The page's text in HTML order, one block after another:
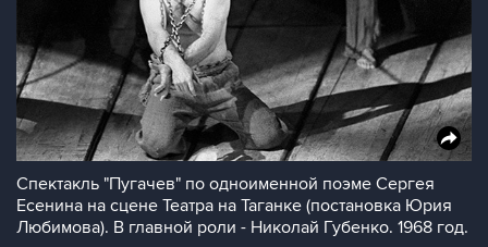
Спектакль "Пугачев" по одноименной поэме Сергея
Есенина на сцене Театра на Таганке (постановка Юрия
Любимова). В главной роли - Николай Губенко. 1968 год.